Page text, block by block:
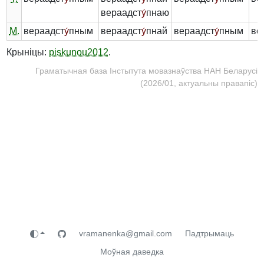
вераадсту́пнаю
М. вераадсту́пным вераадсту́пнай вераадсту́пным
Крыніцы: piskunou2012.
Граматычная база Інстытута мовазнаўства НАН Беларусі
(2026/01, актуальны правапіс)
vramanenka@gmail.com
Падтрымаць
Моўная даведка